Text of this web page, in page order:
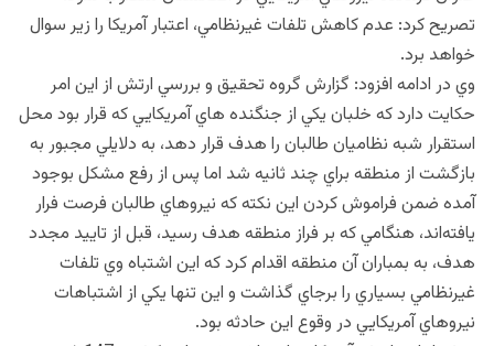
تصريح كرد: عدم كاهش تلفات غيرنظامي، اعتبار آمريكا را زير سوال
خواهد برد.
وي در ادامه افزود: گزارش گروه تحقيق و بررسي ارتش از اين امر
حكايت دارد كه خلبان يكي از جنگنده هاي آمريكايي كه قرار بود محل
استقرار شبه نظاميان طالبان را هدف قرار دهد، به دلايلي مجبور به
بازگشت از منطقه براي چند ثانيه شد اما پس از رفع مشكل بوجود
آمده ضمن فراموش كردن اين نكته كه نيروهاي طالبان فرصت فرار
يافته‌اند، هنگامي كه بر فراز منطقه هدف رسيد، قبل از تاييد مجدد
هدف، به بمباران آن منطقه اقدام كرد كه اين اشتباه وي تلفات
غيرنظامي بسياري را برجاي گذاشت و اين تنها يكي از اشتباهات
نيروهاي آمريكايي در وقوع اين حادثه بود.